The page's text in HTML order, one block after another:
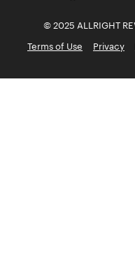
© 2025 ALLRIGHT
Terms of Use
Privacy